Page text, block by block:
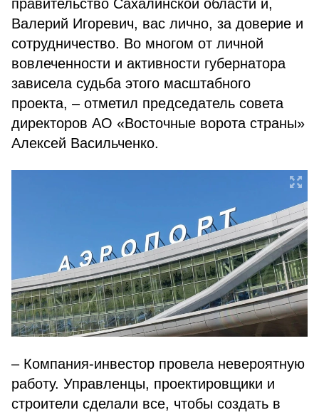
правительство Сахалинской области и,
Валерий Игоревич, вас лично, за доверие и
сотрудничество. Во многом от личной
вовлеченности и активности губернатора
зависела судьба этого масштабного
проекта, – отметил председатель совета
директоров АО «Восточные ворота страны»
Алексей Васильченко.
– Компания-инвестор провела невероятную
работу. Управленцы, проектировщики и
строители сделали все, чтобы создать в